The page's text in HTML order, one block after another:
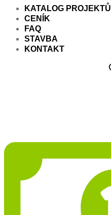
KATALOG PROJEKTŮ
CENÍK
FAQ
STAVBA
KONTAKT